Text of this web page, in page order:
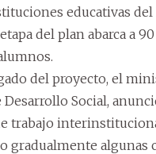
educativas del
del plan abarca a
del proyecto, el
Desarrollo Social,
trabajo
gradualmente algunas